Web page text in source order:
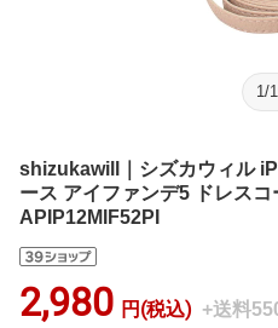
1 /
shizukawill｜シズカウィル
ース アイファンデ5 ドレス
APIP12MIF52PI
2,980 円(税込) +送料